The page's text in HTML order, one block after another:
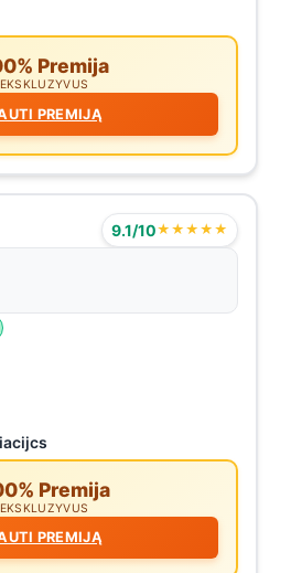
Premija
EKSKLUZYVUS
PREMIJĄ
9.1/10★★★★★
Premija
EKSKLUZYVUS
PREMIJĄ